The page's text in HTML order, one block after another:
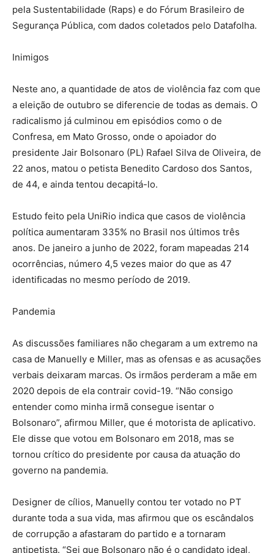
pela Sustentabilidade (Raps) e do Fórum Brasileiro de
Segurança Pública, com dados coletados pelo Datafolha.
Inimigos
Neste ano, a quantidade de atos de violência faz com que
a eleição de outubro se diferencie de todas as demais. O
radicalismo já culminou em episódios como o de
Confresa, em Mato Grosso, onde o apoiador do
presidente Jair Bolsonaro (PL) Rafael Silva de Oliveira, de
22 anos, matou o petista Benedito Cardoso dos Santos,
de 44, e ainda tentou decapitá-lo.
Estudo feito pela UniRio indica que casos de violência
política aumentaram 335% no Brasil nos últimos três
anos. De janeiro a junho de 2022, foram mapeadas 214
ocorrências, número 4,5 vezes maior do que as 47
identificadas no mesmo período de 2019.
Pandemia
As discussões familiares não chegaram a um extremo na
casa de Manuelly e Miller, mas as ofensas e as acusações
verbais deixaram marcas. Os irmãos perderam a mãe em
2020 depois de ela contrair covid-19. “Não consigo
entender como minha irmã consegue isentar o
Bolsonaro”, afirmou Miller, que é motorista de aplicativo.
Ele disse que votou em Bolsonaro em 2018, mas se
tornou crítico do presidente por causa da atuação do
governo na pandemia.
Designer de cílios, Manuelly contou ter votado no PT
durante toda a sua vida, mas afirmou que os escândalos
de corrupção a afastaram do partido e a tornaram
antipetista. “Sei que Bolsonaro não é o candidato ideal,